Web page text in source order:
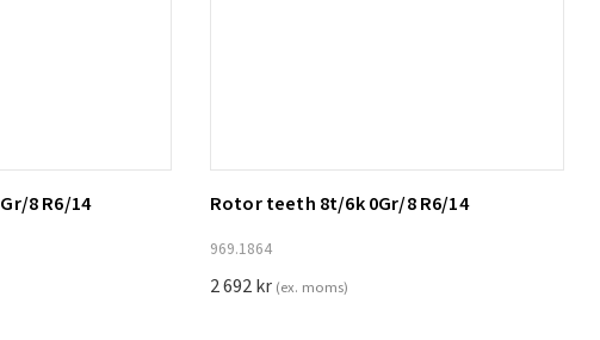
Lägg till i varukorg
8 R6/14 Rotor teeth 8t/6k 0Gr/8 R6/14
969.1864
2 692kr (ex. moms)